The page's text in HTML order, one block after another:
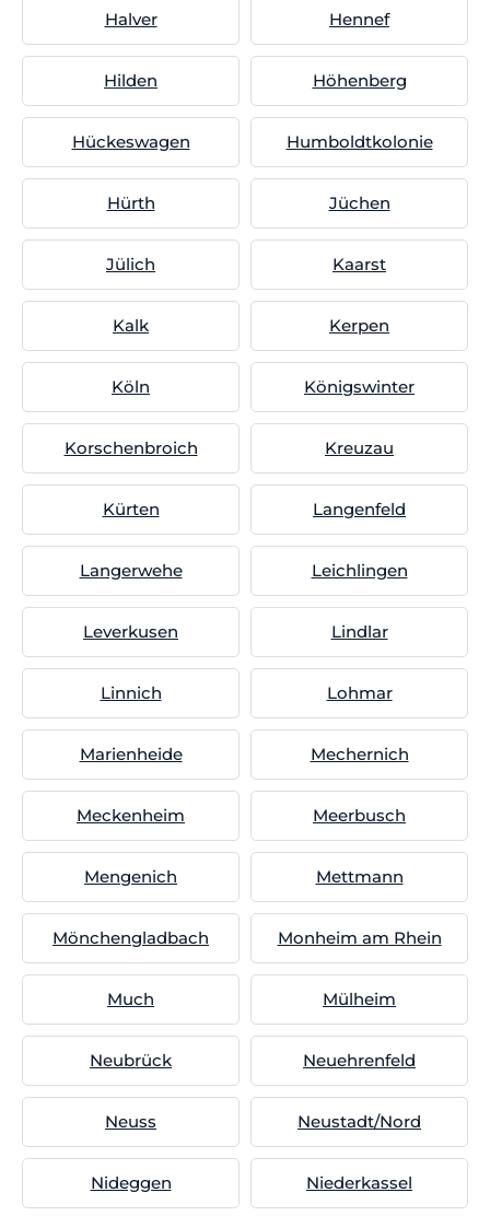
Halver Hennef
Hilden Höhenberg
Hückeswagen Humboldtkolonie
Hürth Jüchen
Jülich Kaarst
Kalk Kerpen
Köln Königswinter
Korschenbroich Kreuzau
Kürten Langenfeld
Langerwehe Leichlingen
Leverkusen Lindlar
Linnich Lohmar
Marienheide Mechernich
Meckenheim Meerbusch
Mengenich Mettmann
Mönchengladbach Monheim am Rhein
Much Mülheim
Neubrück Neuehrenfeld
Neuss Neustadt/Nord
Nideggen Niederkassel